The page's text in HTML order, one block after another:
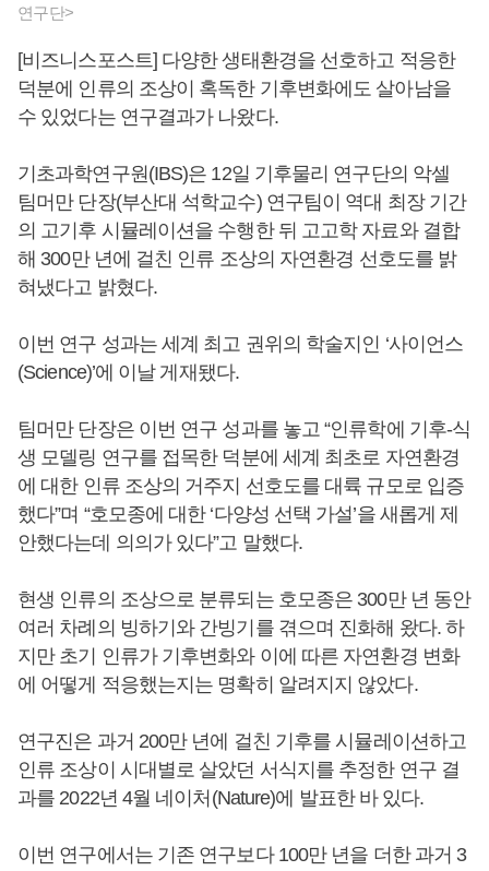
연구단>
[비즈니스포스트] 다양한 생태환경을 선호하고 적응한
덕분에 인류의 조상이 혹독한 기후변화에도 살아남을
수 있었다는 연구결과가 나왔다.
기초과학연구원(IBS)은 12일 기후물리 연구단의 악셀
팀머만 단장(부산대 석학교수) 연구팀이 역대 최장 기간
의 고기후 시뮬레이션을 수행한 뒤 고고학 자료와 결합
해 300만 년에 걸친 인류 조상의 자연환경 선호도를 밝
혀냈다고 밝혔다.
이번 연구 성과는 세계 최고 권위의 학술지인 ‘사이언스
(Science)’에 이날 게재됐다.
팀머만 단장은 이번 연구 성과를 놓고 “인류학에 기후-식
생 모델링 연구를 접목한 덕분에 세계 최초로 자연환경
에 대한 인류 조상의 거주지 선호도를 대륙 규모로 입증
했다”며 “호모종에 대한 ‘다양성 선택 가설’을 새롭게 제
안했다는데 의의가 있다”고 말했다.
현생 인류의 조상으로 분류되는 호모종은 300만 년 동안
여러 차례의 빙하기와 간빙기를 겪으며 진화해 왔다. 하
지만 초기 인류가 기후변화와 이에 따른 자연환경 변화
에 어떻게 적응했는지는 명확히 알려지지 않았다.
연구진은 과거 200만 년에 걸친 기후를 시뮬레이션하고
인류 조상이 시대별로 살았던 서식지를 추정한 연구 결
과를 2022년 4월 네이처(Nature)에 발표한 바 있다.
이번 연구에서는 기존 연구보다 100만 년을 더한 과거 3